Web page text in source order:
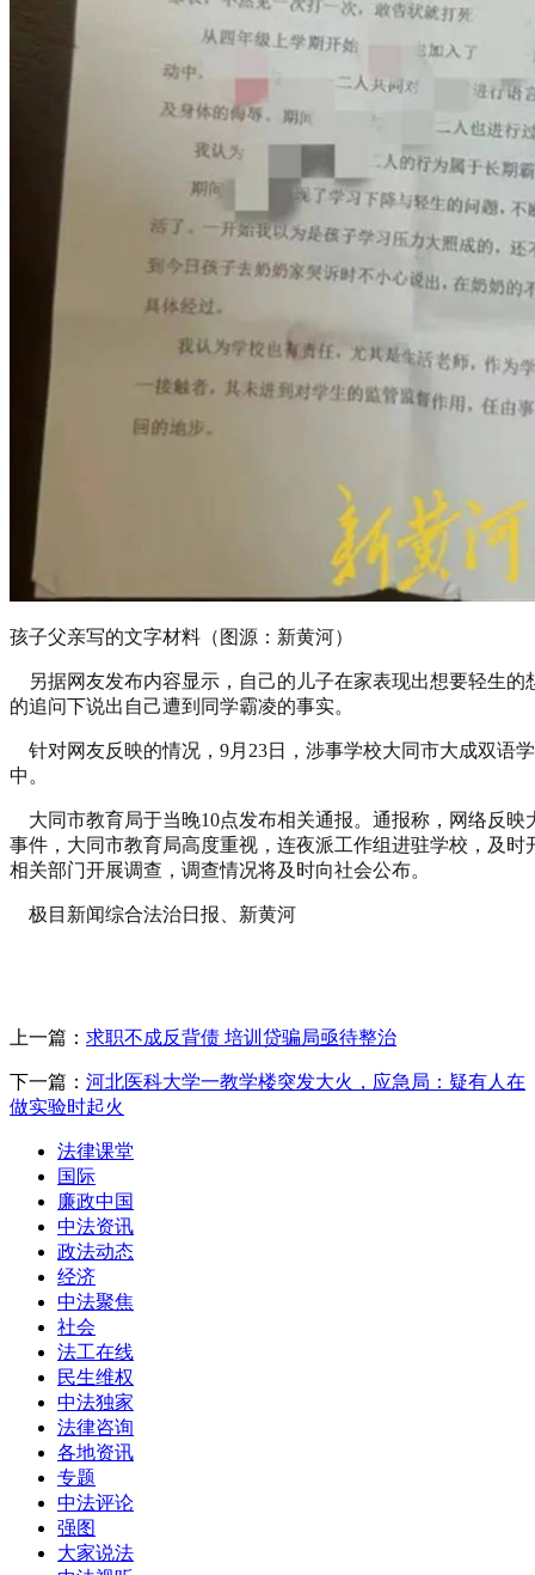
孩子父亲写的文字材料（图源：新黄河）
另据网友发布内容显示，自己的儿子在家表现出想要轻生的
的追问下说出自己遭到同学霸凌的事实。
针对网友反映的情况，9月23日，涉事学校大同市大成双语
中。
大同市教育局于当晚10点发布相关通报。通报称，网络反映
事件，大同市教育局高度重视，连夜派工作组进驻学校，及
相关部门开展调查，调查情况将及时向社会公布。
极目新闻综合法治日报、新黄河
上一篇： 求职不成反背债 培训贷骗局亟待整治
下一篇： 河北医科大学一教学楼突发大火，应急局：疑有人在
做实验时起火
法律课堂
国际
廉政中国
中法资讯
政法动态
经济
中法聚焦
社会
法工在线
民生维权
中法独家
法律咨询
各地资讯
专题
中法评论
强图
大家说法